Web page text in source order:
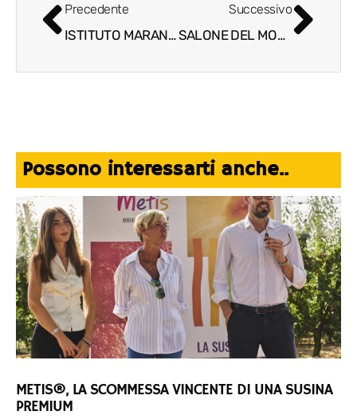
Precedente
ISTITUTO MARANGONI E L’ORÉAL ITALIA, PARTNERSHIP STRATEGICA PER LA FORMAZIONE DEI TALENTI DEL BEAUTY
Successivo
SALONE DEL MOBILE.MILANO 2026, CONNESSIONI , NUOVI TERRITORI CURATORIALI E APERTURA AL CONTRACT
Possono interessarti anche..
METIS®, LA SCOMMESSA VINCENTE DI UNA SUSINA
PREMIUM